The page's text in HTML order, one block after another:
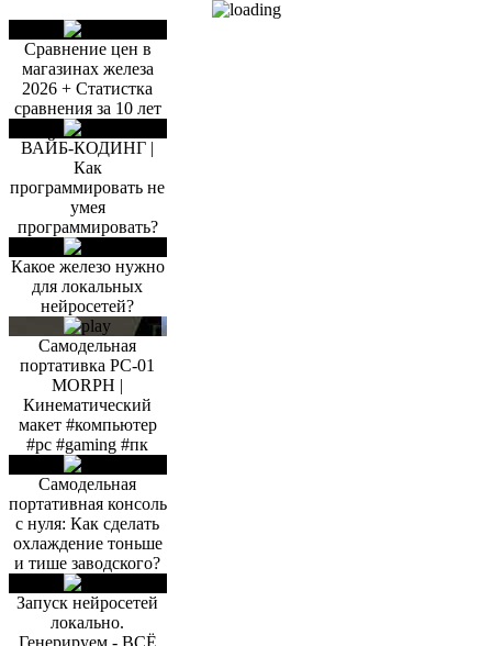
Сравнение цен в
магазинах железа
2026 + Статистка
сравнения за 10 лет
ВАЙБ-КОДИНГ |
Как
программировать не
умея
программировать?
Какое железо нужно
для локальных
нейросетей?
Самодельная
портативка PC-01
MORPH |
Кинематический
макет #компьютер
#pc #gaming #пк
Самодельная
портативная консоль
с нуля: Как сделать
охлаждение тоньше
и тише заводского?
Запуск нейросетей
локально.
Генерируем - ВСЁ